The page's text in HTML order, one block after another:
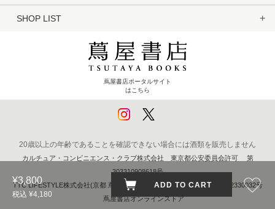
¥3,800
税込 ¥4,180
ADD TO CART
SHOP LIST
蔦屋書店ポータルサイト
はこちら
20歳以上の年齢であることを確認できない場合には酒類を販売しません
カルチュア・コンビニエンス・クラブ株式会社 東京都公安委員会許可 第
303310908618号
TTC LIFESTYLE株式会社(京都 蔦屋書店) 京都府公安委員会 第611262330032号
蔦屋書店オンラインストア